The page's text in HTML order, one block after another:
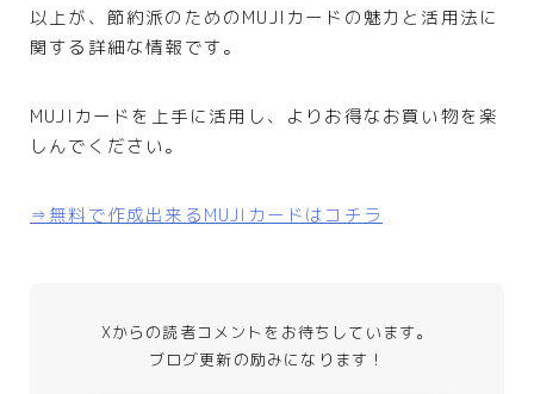
以上が、節約派のためのMUJIカードの魅力と活用法に
関する詳細な情報です。
MUJIカードを上手に活用し、よりお得なお買い物を楽
しんでください。
⇒無料で作成出来るMUJIカードはコチラ
Xからの読者コメントをお待ちしています。
ブログ更新の励みになります！